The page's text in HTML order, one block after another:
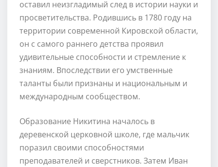
оставил неизгладимый след в истории науки и
просветительства. Родившись в 1780 году на
территории современной Кировской области,
он с самого раннего детства проявил
удивительные способности и стремление к
знаниям. Впоследствии его умственные
таланты были признаны и национальным и
международным сообществом.
Образование Никитина началось в
деревенской церковной школе, где мальчик
поразил своими способностями
преподавателей и сверстников. Затем Иван